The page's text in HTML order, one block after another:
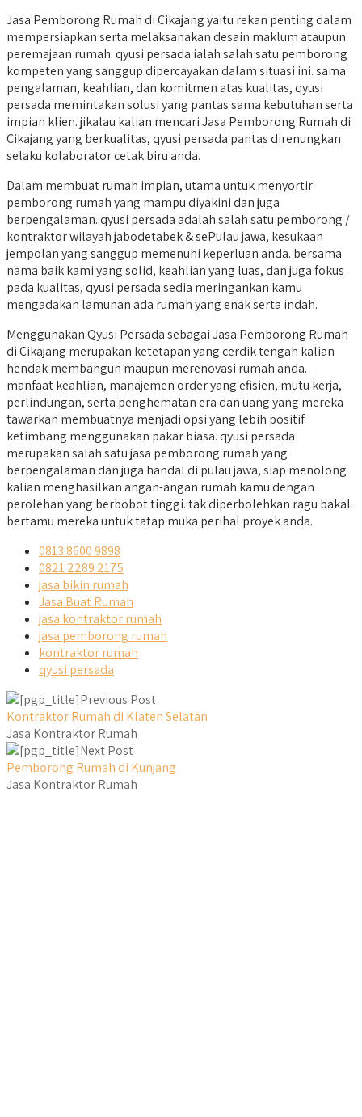
Jasa Pemborong Rumah di Cikajang yaitu rekan penting dalam
mempersiapkan serta melaksanakan desain maklum ataupun
peremajaan rumah. qyusi persada ialah salah satu pemborong
kompeten yang sanggup dipercayakan dalam situasi ini. sama
pengalaman, keahlian, dan komitmen atas kualitas, qyusi
persada memintakan solusi yang pantas sama kebutuhan serta
impian klien. jikalau kalian mencari Jasa Pemborong Rumah di
Cikajang yang berkualitas, qyusi persada pantas direnungkan
selaku kolaborator cetak biru anda.
Dalam membuat rumah impian, utama untuk menyortir
pemborong rumah yang mampu diyakini dan juga
berpengalaman. qyusi persada adalah salah satu pemborong /
kontraktor wilayah jabodetabek & sePulau jawa, kesukaan
jempolan yang sanggup memenuhi keperluan anda. bersama
nama baik kami yang solid, keahlian yang luas, dan juga fokus
pada kualitas, qyusi persada sedia meringankan kamu
mengadakan lamunan ada rumah yang enak serta indah.
Menggunakan Qyusi Persada sebagai Jasa Pemborong Rumah
di Cikajang merupakan ketetapan yang cerdik tengah kalian
hendak membangun maupun merenovasi rumah anda.
manfaat keahlian, manajemen order yang efisien, mutu kerja,
perlindungan, serta penghematan era dan uang yang mereka
tawarkan membuatnya menjadi opsi yang lebih positif
ketimbang menggunakan pakar biasa. qyusi persada
merupakan salah satu jasa pemborong rumah yang
berpengalaman dan juga handal di pulau jawa, siap menolong
kalian menghasilkan angan-angan rumah kamu dengan
perolehan yang berbobot tinggi. tak diperbolehkan ragu bakal
bertamu mereka untuk tatap muka perihal proyek anda.
0813 8600 9898
0821 2289 2175
jasa bikin rumah
Jasa Buat Rumah
jasa kontraktor rumah
jasa pemborong rumah
kontraktor rumah
qyusi persada
Previous Post
Kontraktor Rumah di Klaten Selatan
Jasa Kontraktor Rumah
Next Post
Pemborong Rumah di Kunjang
Jasa Kontraktor Rumah